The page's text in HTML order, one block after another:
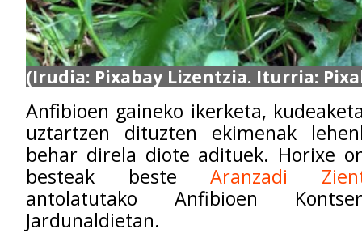
(Irudia: Pixabay Lizentzia. Iturria:
Anfibioen gaineko ikerketa,
uztartzen dituzten ekimenak
behar direla diote adituek. Horixe
besteak besteAranzadi
antolatutako Anfibioen
Jardunaldietan.